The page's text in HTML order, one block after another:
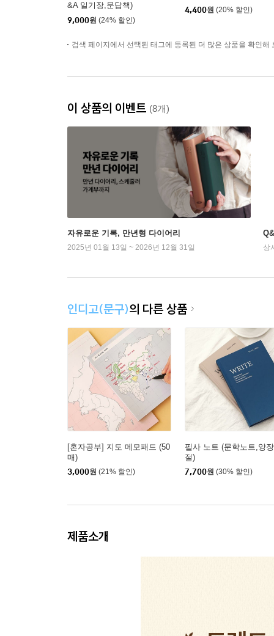
&A 일기장,문답책)
9,000원 (24% 할인)
4,400원 (20% 할인)
검색 페이지에서 선택된 태그에 등록된 더 많은 상품을 확인해
이 상품의 이벤트 (8개)
자유로운 기록, 만년형 다이어리
2025년 01월 13일 ~ 2026년 12월 31일 상
인디고(문구)의 다른 상품
[혼자공부] 지도 메모패드 (50
매)
3,000원 (21% 할인)
필사 노트 (문학노트,양
절)
7,700원 (30% 할인)
제품소개